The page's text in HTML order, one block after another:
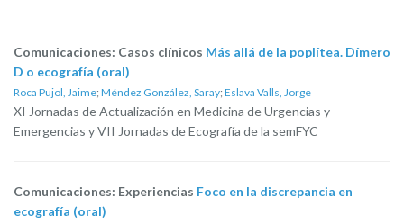
Comunicaciones: Casos clínicos Más allá de la poplítea. Dímero
D o ecografía (oral)
Roca Pujol, Jaime; Méndez González, Saray; Eslava Valls, Jorge
XI Jornadas de Actualización en Medicina de Urgencias y
Emergencias y VII Jornadas de Ecografía de la semFYC
Comunicaciones: Experiencias Foco en la discrepancia en
ecografía (oral)